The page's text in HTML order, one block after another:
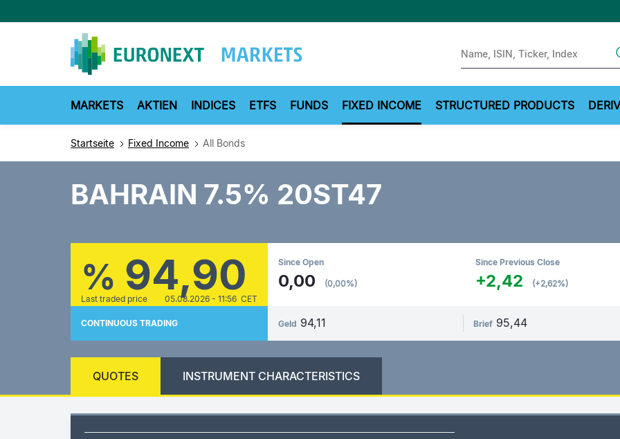
zum
MARKETS AKTIEN INDICES ETFS FUNDS FIXED INCOME STRUCTURED PRODUCTS
Startseite Fixed Income All Bonds
BAHRAIN 7.5% 20ST47
% 94,90
Last traded price 05.08.2026 - 11:56 CET
CONTINUOUS TRADING
Since Open
0,00 (0,00%)
Since Previous Close
+2,42 (+2,62%)
Geld 94,11 Brief 95,44
QUOTES INSTRUMENT CHARACTERISTICS